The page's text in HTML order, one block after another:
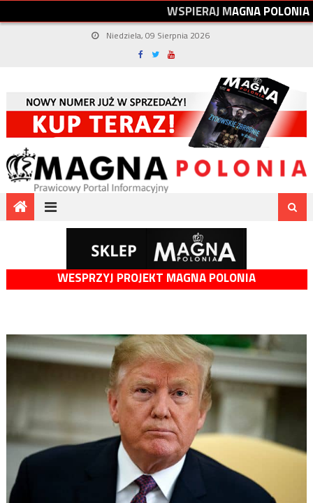
WSPIERAJMAGNAPOLONIA
Niedziela, 09 Sierpnia 2026
WESPRZYJ PROJEKT MAGNA POLONIA